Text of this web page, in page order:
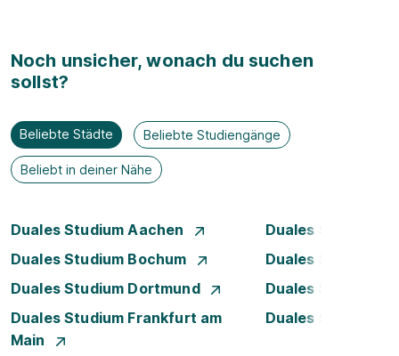
Noch unsicher, wonach du suchen
sollst?
Beliebte Städte Beliebte Studiengänge
Beliebt in deiner Nähe
Duales Studium Aachen
Duales Studium
Duales Studium Bochum
Duales Studium
Duales Studium Dortmund
Duales Studium
Duales Studium Frankfurt am
Main
Duales Studium